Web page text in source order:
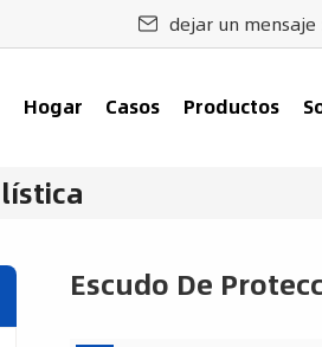
dejar un mensaje
Hogar Casos Productos
Escudo De